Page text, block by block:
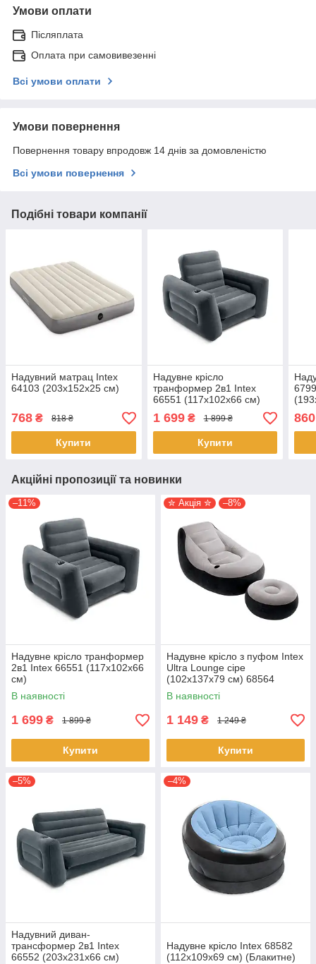
Умови оплати
Післяплата
Оплата при самовивезенні
Всі умови оплати
Умови повернення
Повернення товару впродовж 14 днів за домовленістю
Всі умови повернення
Подібні товари компанії
Надувний матрац Intex
64103 (203х152х25 см)
768 ₴ 818 ₴
Купити
Надувне крісло
транформер 2в1 Intex
66551 (117х102х66 см)
1 699₴ 1 899 ₴
Купити
860
Акційні пропозиції та новинки
–11%
Надувне крісло транформер
2в1 Intex 66551 (117х102х66
см)
В наявності
1 699 ₴ 1 899 ₴
Купити
✮ Акція ✮ –8%
Надувне крісло з пуфом Intex
Ultra Lounge сіре
(102х137х79 см) 68564
В наявності
1 149 ₴ 1 249 ₴
Купити
–5%
Надувний диван-
трансформер 2в1 Intex
66552 (203х231х66 см)
–4%
Надувне крісло Intex 68582
(112х109х69 см) (Блакитне)